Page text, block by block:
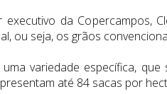
executivo da Copercampos,
ou seja, os grãos
variedade específica,
até 84 sacas por